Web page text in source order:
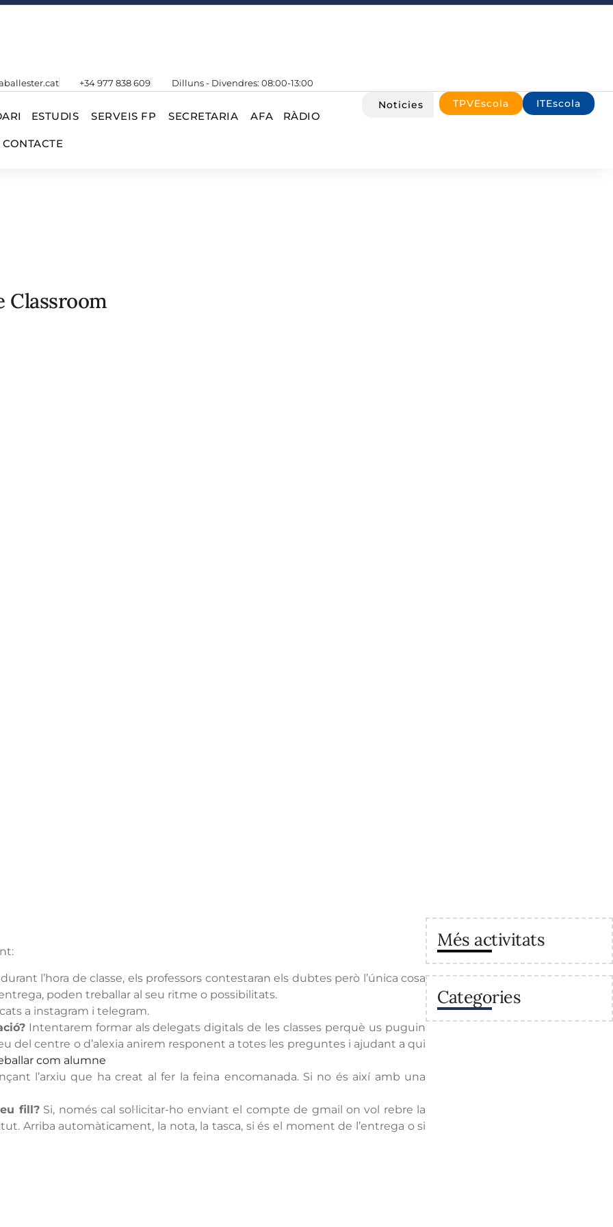
+34 977 838 609 Dilluns - Divendres: 08:00-13:00
ESTUDIS SERVEIS FP SECRETARIA AFA RÀDIO
CONTACTE
Noticies TPVEscola ITEscola
Classroom
l’hora de classe, els professors contestaran els dubtes però l’única cosa
poden treballar al seu ritme o possibilitats.
a instagram i telegram.
Intentarem formar als delegats digitals de les classes perquè us puguin
del centre o d’alexia anirem responent a totes les preguntes i ajudant a qui
com alumne
l’arxiu que ha creat al fer la feina encomanada. Si no és així amb una
fill?Si, només cal sol·licitar-ho enviant el compte de gmail on vol rebre la
Arriba automàticament, la nota, la tasca, si és el moment de l’entrega o si
Més activitats
Categories